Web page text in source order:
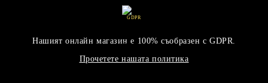
GDPR
Нашият онлайн магазин е 100% съобразен с GDPR.
Прочетете нашата политика